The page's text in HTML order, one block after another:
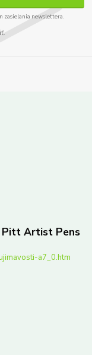
zasielania newslettera.
Pitt Artist Pens
a7_0.htm